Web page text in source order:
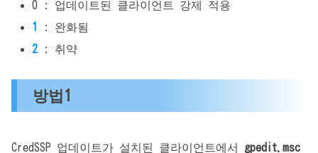
0 : 업데이트된 클라이언트 강제 적용
1
: 완화됨
2 : 취약
방법1
CredSSP 업데이트가 설치된 클라이언트에서 gpedit.msc